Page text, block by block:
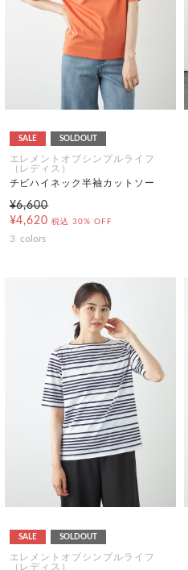
SALE SOLDOUT
エレメントオブシンプルライフ
（レディス）
チビハイネック半袖カットソー
¥6,600
¥4,620 税込 30% OFF
3 colors
SALE SOLDOUT
エレメントオブシンプルライフ
（レディス）